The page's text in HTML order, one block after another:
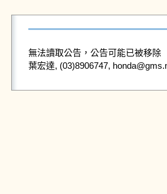
無法讀取公告，公告可能已被移除
葉宏達, (03)8906747,